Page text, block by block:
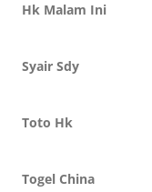
Hk Malam Ini
Syair Sdy
Toto Hk
Togel China